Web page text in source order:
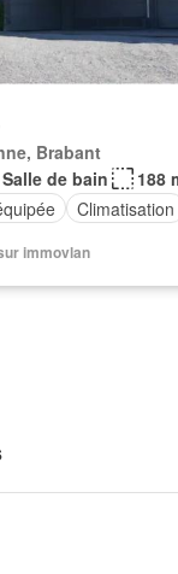
Brabant
Salle de bain
188
Climatisation
immovlan